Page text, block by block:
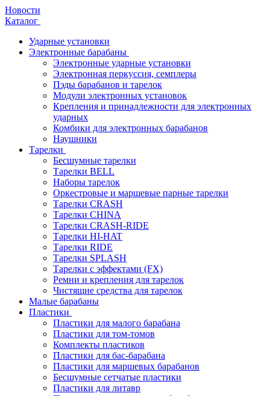
Новости
Каталог
Ударные установки
Электронные барабаны
Электронные ударные установки
Электронная перкуссия, семплеры
Пэды барабанов и тарелок
Модули электронных установок
Крепления и принадлежности для электронных
ударных
Комбики для электронных барабанов
Наушники
Тарелки
Бесшумные тарелки
Тарелки BELL
Наборы тарелок
Оркестровые и маршевые парные тарелки
Тарелки CRASH
Тарелки CHINA
Тарелки CRASH-RIDE
Тарелки HI-HAT
Тарелки RIDE
Тарелки SPLASH
Тарелки с эффектами (FX)
Ремни и крепления для тарелок
Чистящие средства для тарелок
Малые барабаны
Пластики
Пластики для малого барабана
Пластики для том-томов
Комплекты пластиков
Пластики для бас-барабана
Пластики для маршевых барабанов
Бесшумные сетчатые пластики
Пластики для литавр